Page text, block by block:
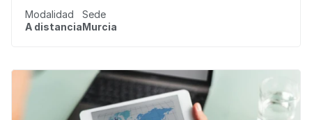
Modalidad
A distancia
Sede
Murcia